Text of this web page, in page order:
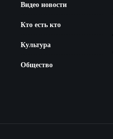
Видео новости
Кто есть кто
Культура
Общество